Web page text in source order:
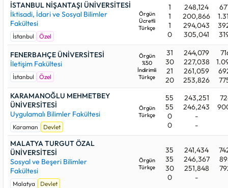
İSTANBUL NİŞANTAŞI ÜNİVERSİTESİ
İktisadi, İdari ve Sosyal Bilimler
Fakültesi
İstanbul Özel
Örgün
Ücretli
Türkçe
1
1
1
0
248,124
200,866
294,043
305,041
FENERBAHÇE ÜNİVERSİTESİ
İletişim Fakültesi
İstanbul Özel
Örgün
%50
İndirimli
Türkçe
31
30
21
20
244,079
227,038
261,059
253,826
KARAMANOĞLU MEHMETBEY
ÜNİVERSİTESİ
Uygulamalı Bilimler Fakültesi
Karaman Devlet
Örgün
Türkçe
55
55
0
0
243,251
246,243
-
-
MALATYA TURGUT ÖZAL
ÜNİVERSİTESİ
Sosyal ve Beşeri Bilimler
Fakültesi
Malatya Devlet
Örgün
Türkçe
35
35
30
0
241,434
246,367
251,848
-